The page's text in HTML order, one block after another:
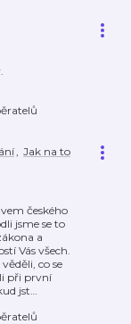
, Jak na to
českého
jsme se to
a
Vás všech.
co se
při první
jst…